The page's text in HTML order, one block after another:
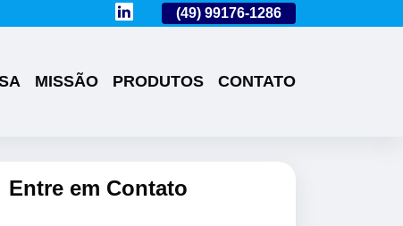
(49) 99176-1286
MISSÃO PRODUTOS CONTATO
Entre em Contato